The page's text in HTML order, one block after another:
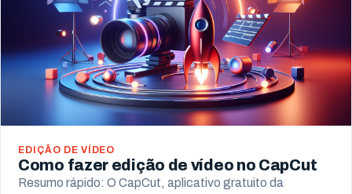
Ponta Grossa
Guarapuava
Cascavel
Toledo
EDIÇÃO DE VÍDEO
Como fazer edição de vídeo no CapCut
Resumo rápido: O CapCut, aplicativo gratuito da